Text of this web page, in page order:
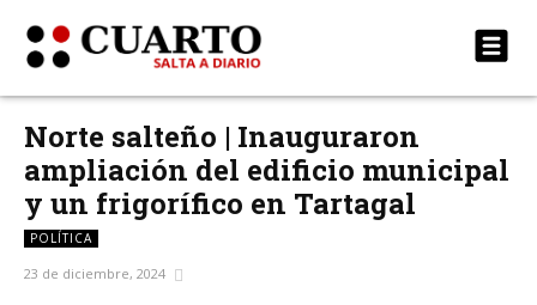
Norte salteño | Inauguraron
ampliación del edificio municipal
y un frigorífico en Tartagal
POLÍTICA
23 de diciembre, 2024